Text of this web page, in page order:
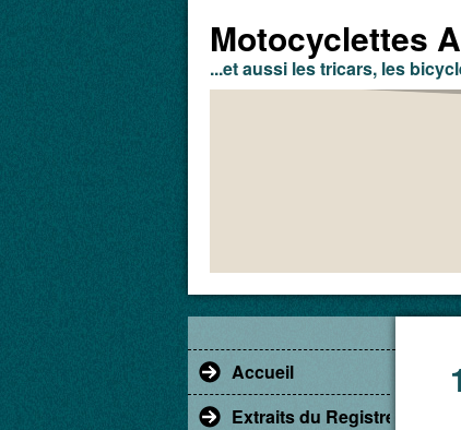
Motocyclettes
...et aussi les tricars, les
Accueil
Extraits du Registre du